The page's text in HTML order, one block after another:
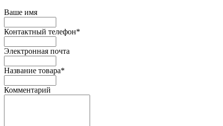
Ваше имя
Контактный телефон*
Электронная почта
Название товара*
Комментарий